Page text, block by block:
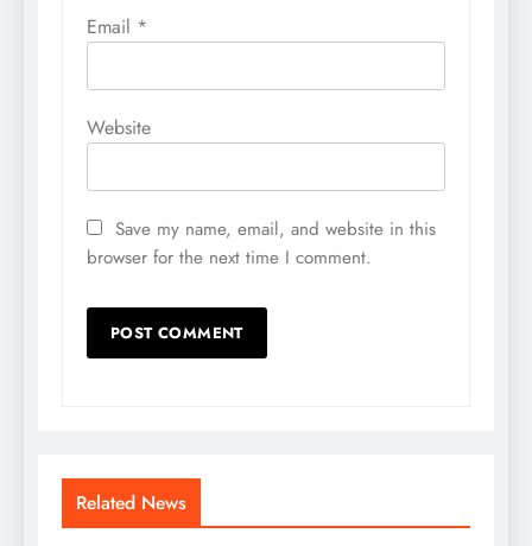
Email *
Website
Save my name, email, and website in this
browser for the next time I comment.
Related News